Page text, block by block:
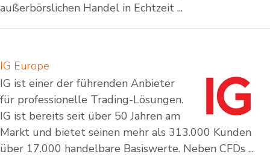
außerbörslichen Handel in Echtzeit ...
IG Europe
IG ist einer der führenden Anbieter
für professionelle Trading-Lösungen.
IG ist bereits seit über 50 Jahren am
Markt und bietet seinen mehr als 313.000 Kunden
über 17.000 handelbare Basiswerte. Neben CFDs ...